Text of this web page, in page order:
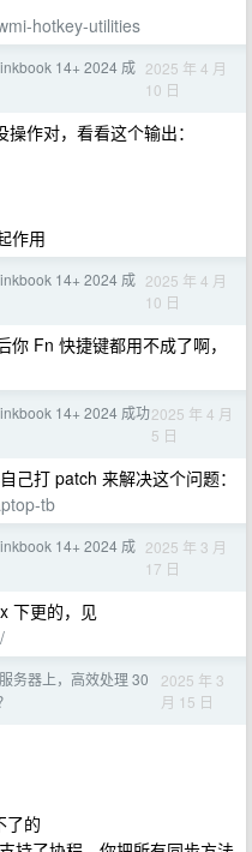
hotkey-utilities
14+ 2024 成 2025 年 4 月
10 日
作对，看看这个输出：
作用
14+ 2024 成 2025 年 4 月
10 日
你 Fn 快捷键都用不成了啊，
14+ 2024 成功2025 年 4 月
5 日
己打 patch 来解决这个问题：
tb
14+ 2024 成 2025 年 3 月
17 日
下更的，见
务器上，高效处理 30
2025 年 3
月 15 日
了的